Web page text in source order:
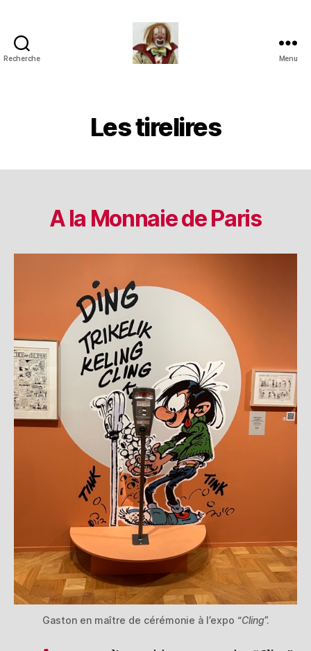
Recherche
Collection
Menu
Les tirelires
A la Monnaie de Paris
Gaston en maître de cérémonie à l’expo “Cling”.